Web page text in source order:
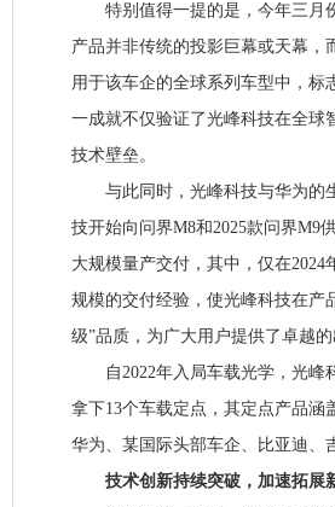
特别值得一提的是，今年三月
产品并非传统的投影巨幕或天幕，
用于该车企的全球系列车型中，标
一成就不仅验证了光峰科技在全球
技术壁垒。
与此同时，光峰科技与华为的
技开始向问界M8和2025款问界M9
大规模量产交付，其中，仅在
规模的交付经验，使光峰科技在产
级”品质，为广大用户提供了卓越的
自2022年入局车载光学，光峰
拿下13个车载定点，其定点产品
华为、某国际头部车企、比亚迪、
技术创新持续突破，加速拓展